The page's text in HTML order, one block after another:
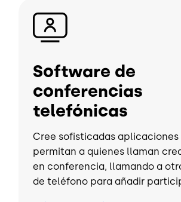
Imagen
Software de
conferencias
telefónicas
Cree sofisticadas aplicaciones
permitan a quienes llaman
en conferencia, llamando a
de teléfono para añadir